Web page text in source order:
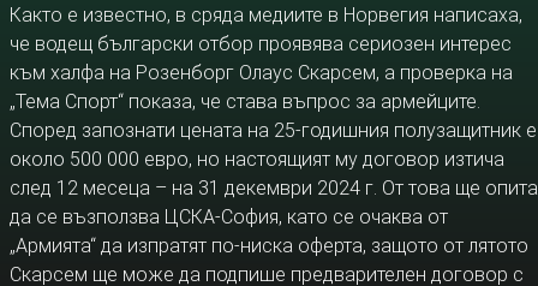
Както е известно, в сряда медиите в Норвегия написаха,
че водещ български отбор проявява сериозен интерес
към халфа на Розенборг Олаус Скарсем, а проверка на
„Тема Спорт“ показа, че става въпрос за армейците.
Според запознати цената на 25-годишния полузащитник е
около 500 000 евро, но настоящият му договор изтича
след 12 месеца – на 31 декември 2024 г. От това ще опита
да се възползва ЦСКА-София, като се очаква от
„Армията“ да изпратят по-ниска оферта, защото от лятото
Скарсем ще може да подпише предварителен договор с